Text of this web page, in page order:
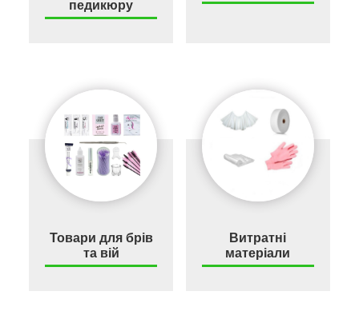
педикюру
Товари для брів
та вій
Витратні
матеріали